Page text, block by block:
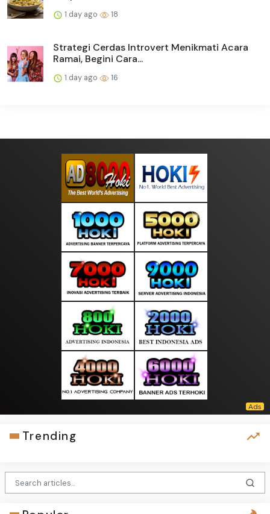
1 day ago 18
Strategi Cerdas Introvert Menikmati Acara
Ramai, Begini Cara...
1 day ago 16
Trending